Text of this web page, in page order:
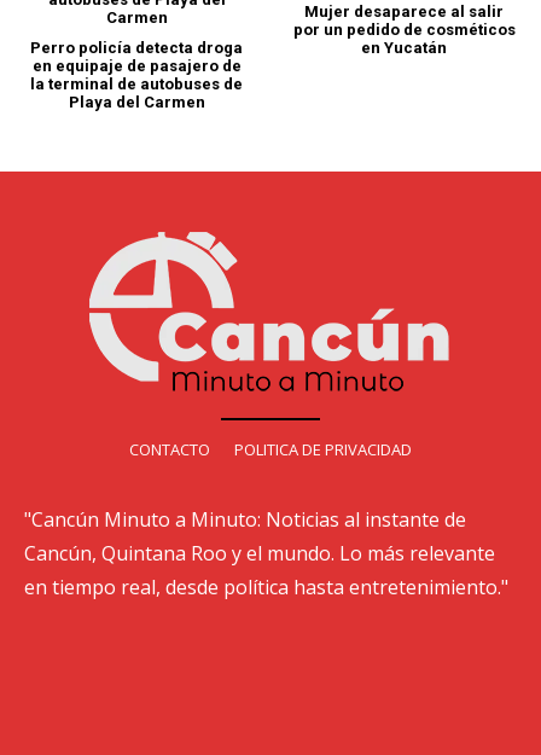
Perro policía detecta droga
en equipaje de pasajero de
la terminal de autobuses de
Playa del Carmen
Mujer desaparece al salir
por un pedido de cosméticos
en Yucatán
CONTACTO POLITICA DE PRIVACIDAD
"Cancún Minuto a Minuto: Noticias al instante de
Cancún, Quintana Roo y el mundo. Lo más relevante
en tiempo real, desde política hasta entretenimiento."